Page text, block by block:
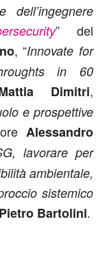
dell’ingegnere
” del
, “Innovate for
in 60
Dimitri,
e prospettive
Alessandro
lavorare per
ambientale,
sistemico
Pietro Bartolini.